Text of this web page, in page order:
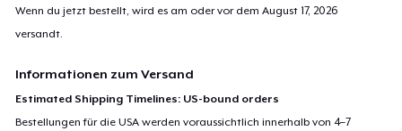
Wenn du jetzt bestellt, wird es am oder vor demAugust 17, 2026
versandt.
Informationen zum Versand
Estimated Shipping Timelines: US-bound orders
Bestellungen für die USA werden voraussichtlich innerhalb von 4–7